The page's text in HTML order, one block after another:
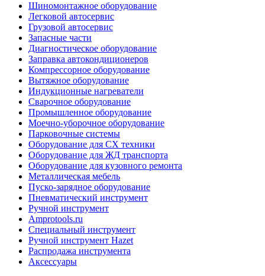
Шиномонтажное оборудование
Легковой автосервис
Грузовой автосервис
Запасные части
Диагностическое оборудование
Заправка автокондиционеров
Компрессорное оборудование
Вытяжное оборудование
Индукционные нагреватели
Сварочное оборудование
Промышленное оборудование
Моечно-уборочное оборудование
Парковочные системы
Оборудование для СХ техники
Оборудование для ЖД транспорта
Оборудование для кузовного ремонта
Металлическая мебель
Пуско-зарядное оборудование
Пневматический инструмент
Ручной инструмент
Amprotools.ru
Специальный инструмент
Ручной инструмент Hazet
Распродажа инструмента
Аксессуары